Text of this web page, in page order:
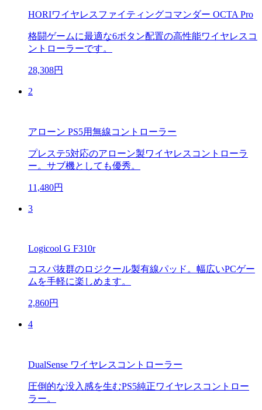
HORIワイヤレスファイティングコマンダー OCTA Pro
格闘ゲームに最適な6ボタン配置の高性能ワイヤレスコ
ントローラーです。
28,308円
2
アローン PS5用無線コントローラー
プレステ5対応のアローン製ワイヤレスコントローラ
ー。サブ機としても優秀。
11,480円
3
Logicool G F310r
コスパ抜群のロジクール製有線パッド。幅広いPCゲー
ムを手軽に楽しめます。
2,860円
4
DualSense ワイヤレスコントローラー
圧倒的な没入感を生むPS5純正ワイヤレスコントロー
ラー。